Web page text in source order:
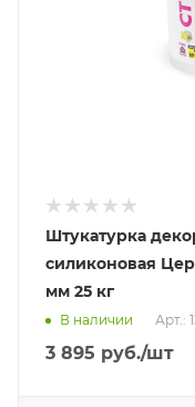
Штукатурка
силиконовая
мм 25 кг
В наличии Арт.:
3 895 руб./шт